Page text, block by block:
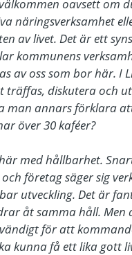
oavsett om
näringsverksamhet
av livet. Det är ett
kommunens
av oss som bor här. I
träffas, diskutera och
man annars förklara
över 30 kaféer?
med hållbarhet.
företag säger sig
utveckling. Det är
åt samma håll. Men
för att
kunna få ett lika gott